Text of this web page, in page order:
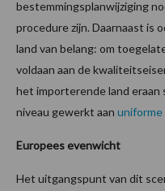
bestemmingsplanwijziging
procedure zijn. Daarnaast is
land van belang: om
voldaan aan de
het importerende land
niveau gewerkt aan
Europees evenwicht
Het uitgangspunt van dit